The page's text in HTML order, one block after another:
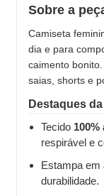
Sobre a
Camiseta
dia e para
caimento
saias, shorts e
Destaques
Tecido 100%
respirável e
Estampa em
durabilidade.